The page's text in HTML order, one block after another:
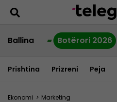
Ballina Botërori 2026
Prishtina Prizreni Peja
Ekonomi > Marketing